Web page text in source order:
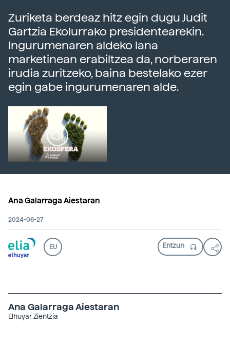
Zuriketa berdeaz hitz egin dugu Judit
Gartzia Ekolurrako presidentearekin.
Ingurumenaren aldeko lana
marketinean erabiltzea da, norberaren
irudia zuritzeko, baina bestelako ezer
egin gabe ingurumenaren alde.
Ana Galarraga Aiestaran
2024-06-27
EU
Ana Galarraga Aiestaran
Elhuyar Zientzia